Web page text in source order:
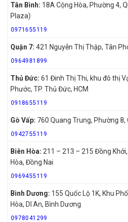
Tân Bình: 18A Cộng Hòa, Phường 4,
Plaza)
0971655119
Quận 7: 421 Nguyễn Thị Thập, Tân
0964981899
Thủ Đức: 61 Đinh Thị Thi, khu đô thị
Phước, TP. Thủ Đức, HCM
0918655119
Gò Vấp: 760 Quang Trung, Phường 8,
0942755119
Biên Hòa: 211 – 213 – 215 Đồng
Hòa, Đồng Nai
0969455119
Bình Dương: 155 Quốc Lộ 1K, Khu
Hòa, Dĩ An, Bình Dương
0978041299